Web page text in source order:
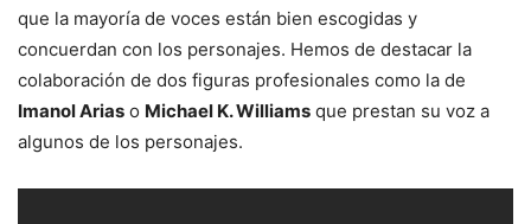
que la mayoría de voces están bien escogidas y
concuerdan con los personajes. Hemos de destacar la
colaboración de dos figuras profesionales como la de
Imanol Arias o Michael K. Williams que prestan su voz a
algunos de los personajes.